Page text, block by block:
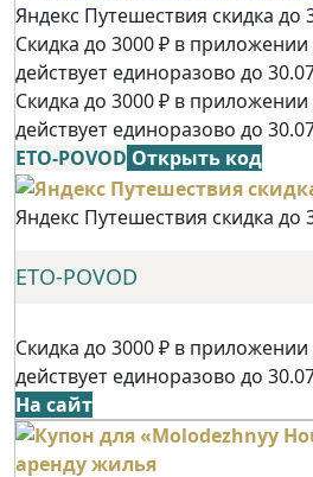
Яндекс Путешествия скидка до
Скидка до 3000 ₽ в
действует единоразово до
Скидка до 3000 ₽ в
действует единоразово до
ETO-POVOD Открыть код
Яндекс Путешествия скидка до
ETO-POVOD
Скидка до 3000 ₽ в
действует единоразово до
На сайт